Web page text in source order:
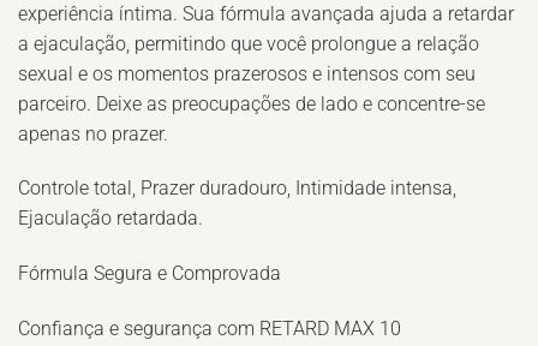
experiência íntima. Sua fórmula avançada ajuda a retardar
a ejaculação, permitindo que você prolongue a relação
sexual e os momentos prazerosos e intensos com seu
parceiro. Deixe as preocupações de lado e concentre-se
apenas no prazer.
Controle total, Prazer duradouro, Intimidade intensa,
Ejaculação retardada.
Fórmula Segura e Comprovada
Confiança e segurança com RETARD MAX 10